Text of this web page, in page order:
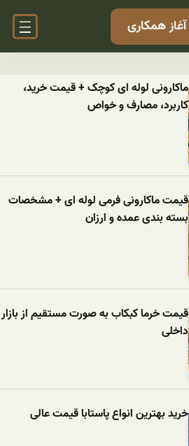
آغاز همکاری
ماکارونی لوله ای کوچک + قیمت خرید،
کاربرد، مصارف و خواص
قیمت ماکارونی فرمی لوله ای + مشخصات
بسته بندی عمده و ارزان
قیمت خرما کبکاب به صورت مستقیم از بازار
داخلی
خرید بهترین انواع پاستابا قیمت عالی